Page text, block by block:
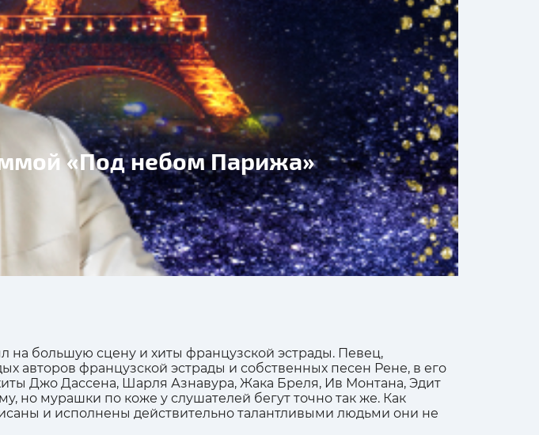
«Под небом Парижа»
большую сцену и хиты французской эстрады. Певец,
французской эстрады и собственных песен Рене, в его
Джо Дассена, Шарля Азнавура, Жака Бреля, Ив Монтана, Эдит
но мурашки по коже у слушателей бегут точно так же. Как
и исполнены действительно талантливыми людьми они не